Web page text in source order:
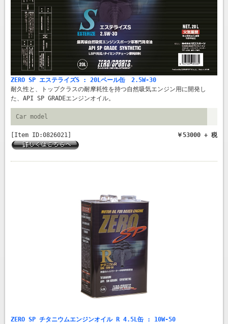
ZERO SP エステライズS : 20Lペール缶 2.5W-30
耐久性と、トップクラスの耐摩耗性を持つ自然吸気エンジン用に開発し
た、API SP GRADEエンジンオイル。
Car model
[Item ID:0826021] ￥53000 + 税
ZERO SP チタニウムエンジンオイル R 4.5L缶 : 10W-50